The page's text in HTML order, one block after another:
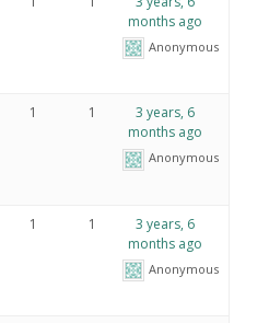
months ago
Anonymous
1 1
3 years, 6
months ago
Anonymous
1 1
3 years, 6
months ago
Anonymous